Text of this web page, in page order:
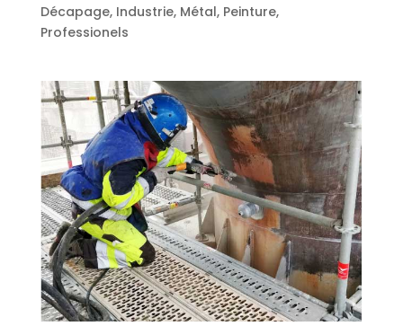
Décapage, Industrie, Métal, Peinture,
Professionels